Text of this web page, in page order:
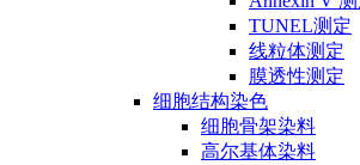
TUNEL测定
线粒体测定
膜透性测定
细胞结构染色
细胞骨架染料
高尔基体染料